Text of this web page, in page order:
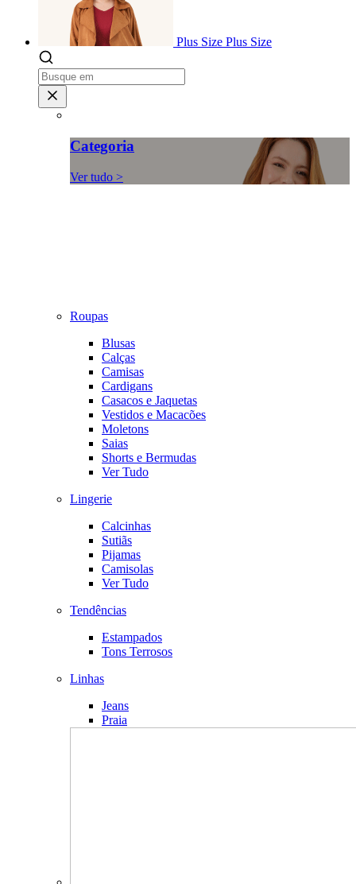
Plus Size Plus Size
Categoria
Ver tudo >
Roupas
Blusas
Calças
Camisas
Cardigans
Casacos e Jaquetas
Vestidos e Macacões
Moletons
Saias
Shorts e Bermudas
Ver Tudo
Lingerie
Calcinhas
Sutiãs
Pijamas
Camisolas
Ver Tudo
Tendências
Estampados
Tons Terrosos
Linhas
Jeans
Praia